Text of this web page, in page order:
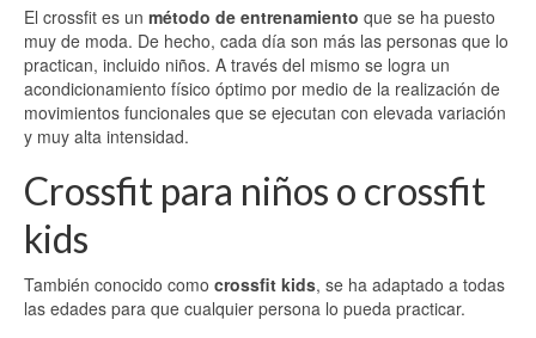
El crossfit es un método de entrenamiento que se ha puesto
muy de moda. De hecho, cada día son más las personas que lo
practican, incluido niños. A través del mismo se logra un
acondicionamiento físico óptimo por medio de la realización de
movimientos funcionales que se ejecutan con elevada variación
y muy alta intensidad.
Crossfit para niños o crossfit
kids
También conocido como crossfit kids, se ha adaptado a todas
las edades para que cualquier persona lo pueda practicar.